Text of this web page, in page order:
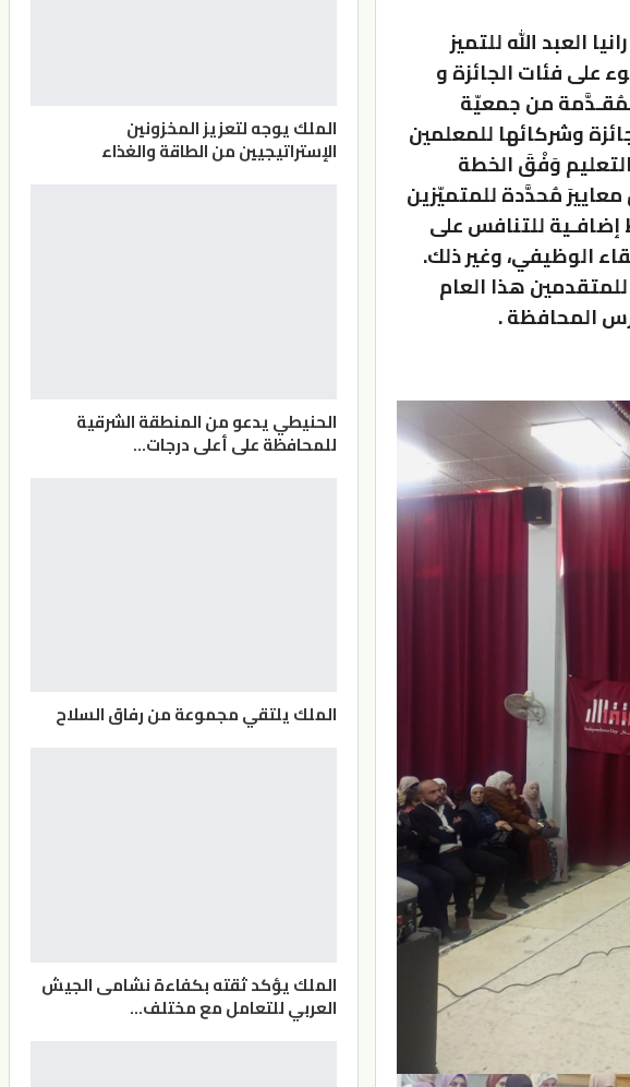
العبد الله للتميز
على فئات الجائزة و
من جمعيّة
وشركائها للمعلمين
وَفْقَ الخطة
معاييرَ مُحدَّدة للمتميّزين
إضافـية للتنافس على
الوظيفي، وغير ذلك.
هذا العام
الملك يوجه لتعزيز المخزونين
الإستراتيجيين من الطاقة والغذاء
الحنيطي يدعو من المنطقة الشرقية
للمحافظة على أعلى درجات…
الملك يلتقي مجموعة من رفاق السلاح
الملك يؤكد ثقته بكفاءة نشامى الجيش
العربي للتعامل مع مختلف…